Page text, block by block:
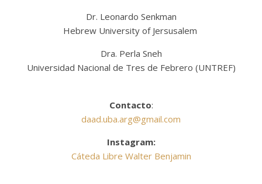
Dr. Leonardo Senkman
Hebrew University of Jersusalem
Dra. Perla Sneh
Universidad Nacional de Tres de Febrero (UNTREF)
Contacto:
daad.uba.arg@gmail.com
Instagram:
Cáteda Libre Walter Benjamin